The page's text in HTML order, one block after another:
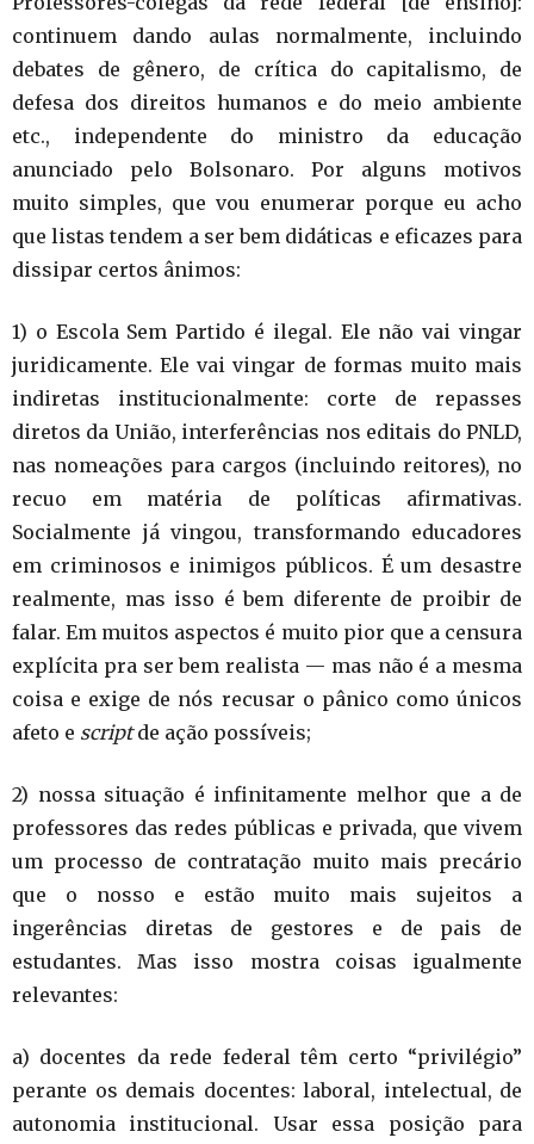
continuem dando aulas normalmente, incluindo
debates de gênero, de crítica do capitalismo, de
defesa dos direitos humanos e do meio ambiente
etc., independente do ministro da educação
anunciado pelo Bolsonaro. Por alguns motivos
muito simples, que vou enumerar porque eu acho
que listas tendem a ser bem didáticas e eficazes para
dissipar certos ânimos:
1) o Escola Sem Partido é ilegal. Ele não vai vingar
juridicamente. Ele vai vingar de formas muito mais
indiretas institucionalmente: corte de repasses
diretos da União, interferências nos editais do PNLD,
nas nomeações para cargos (incluindo reitores), no
recuo em matéria de políticas afirmativas.
Socialmente já vingou, transformando educadores
em criminosos e inimigos públicos. É um desastre
realmente, mas isso é bem diferente de proibir de
falar. Em muitos aspectos é muito pior que a censura
explícita pra ser bem realista — mas não é a mesma
coisa e exige de nós recusar o pânico como únicos
afeto e scriptde ação possíveis;
2) nossa situação é infinitamente melhor que a de
professores das redes públicas e privada, que vivem
um processo de contratação muito mais precário
que o nosso e estão muito mais sujeitos a
ingerências diretas de gestores e de pais de
estudantes. Mas isso mostra coisas igualmente
relevantes:
a) docentes da rede federal têm certo “privilégio”
perante os demais docentes: laboral, intelectual, de
autonomia institucional. Usar essa posição para